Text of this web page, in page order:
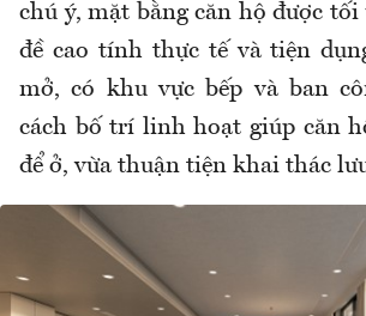
chú ý, mặt bằng căn hộ được
đề cao tính thực tế và tiện
mở, có khu vực bếp và ban
cách bố trí linh hoạt giúp căn
để ở, vừa thuận tiện khai thác